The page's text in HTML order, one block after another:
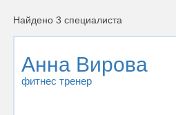
Найдено 3 специалиста
Анна Вирова
фитнес тренер